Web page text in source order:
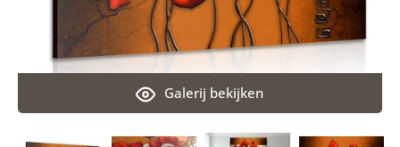
Galerij bekijken